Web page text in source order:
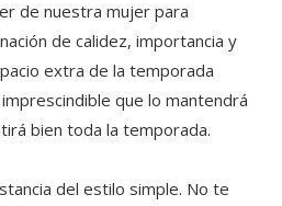
de nuestra mujer para
de calidez, importancia y
extra de la temporada
que lo mantendrá
bien toda la temporada.
del estilo simple. No te